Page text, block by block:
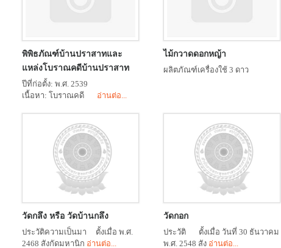
พิพิธภัณฑ์บ้านปราสาทและ
แหล่งโบราณคดีบ้านปราสาท
ปีที่ก่อตั้ง: พ.ศ. 2539
เนื้อหา: โบราณคดี อ่านต่อ...
ไม้กวาดดอกหญ้า
ผลิตภัณฑ์เครื่องใช้ 3 ดาว
วัดกลึง หรือ วัดบ้านกลึง
ประวัติความเป็นมา ตั้งเมื่อ พ.ศ.
2468 สังกัดมหานิก อ่านต่อ...
วัดกอก
ประวัติ ตั้งเมื่อ วันที่ 30 ธันวาคม
พ.ศ. 2548 สัง อ่านต่อ...